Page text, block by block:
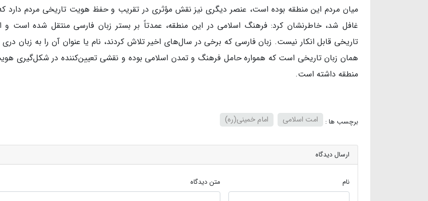
میان مردم این منطقه بوده است، عنصر دیگری نیز نقش مؤثری در تقریب و حفظ هویت تاریخی مردم دارد که
غافل شد، خاطرنشان کرد: فرهنگ اسلامی در این منطقه، عمدتاً بر بستر زبان فارسی منتقل شده است و
تاریخی قابل انکار نیست. زبان فارسی که برخی در سال‌های اخیر تلاش کردند، نام یا عنوان آن را به زبان دری
همان زبان تاریخی است که همواره حامل فرهنگ و تمدن اسلامی بوده و نقشی تعیین‌کننده در شکل‌گیری
منطقه داشته است.
برچسب ها : امت اسلامی امام خمینی(ره)
ارسال دیدگاه
نام متن دیدگاه